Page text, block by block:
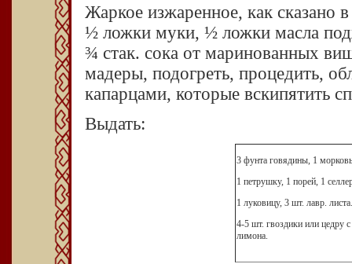
Жаркое изжаренное, как
½ ложки муки, ½ ложки масла
¾ стак. сока от маринованных
мадеры, подогреть, процедить,
капарцами, которые вскипятить
Выдать:
3 фунта говядины, 1
1 петрушку, 1 порей, 1
1 луковицу, 3 шт. лавр. листа.
4-5 шт. гвоздики или цедру
лимона.